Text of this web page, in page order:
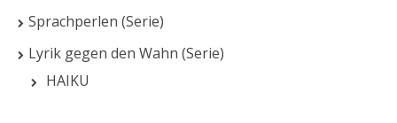
Sprachperlen (Serie)
Lyrik gegen den Wahn (Serie)
HAIKU